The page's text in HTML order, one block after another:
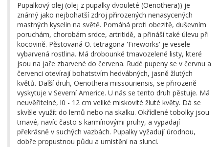
Pupalkový olej (olej z pupalky dvouleté (Oenothera)) je
známý jako nejbohatší zdroj přirozených nenasycených
mastných kyselin na světě. Pomáhá proti obezitě, duševním
poruchám, chorobám srdce, artritidě, a přináší také úlevu při
kocovině. Pěstovaná O. tetragona 'Fireworks' je vesele
vybarvená rostlina. Má drobounké tmavozelené listy, které
jsou na jaře zbarvené do červena. Rudé pupeny se v červnu a
červenci otevírají bohatstvím hedvábných, jasně žlutých
květů. Další druh, Oenothera missouriensis, se přirozeně
vyskytuje v Severní Americe. U nás se tento druh pěstuje. Má
neuvěřitelné, l0 - 12 cm veliké miskovité žluté květy. Dá se
skvěle využít do lemů nebo na skalku. Okřídlené tobolky jsou
tmavé, navíc často s karmínovými pruhy, a vypadají
překrásně v suchých vazbách. Pupalky vyžadují úrodnou,
dobře propustnou půdu a umístění na slunci.